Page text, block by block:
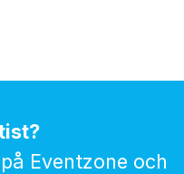
Eventzone och